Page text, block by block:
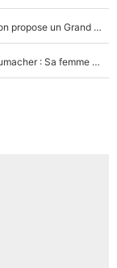
Comme pour le final du Tour de France, Esteban Ocon propose un Grand Prix de Formule 1 à Paris : «Autour de l’Arc de Triomphe, ce serait génial» !
Nouvelle rumeur autour de la santé de Michael Schumacher : Sa femme Corinna sort du silence